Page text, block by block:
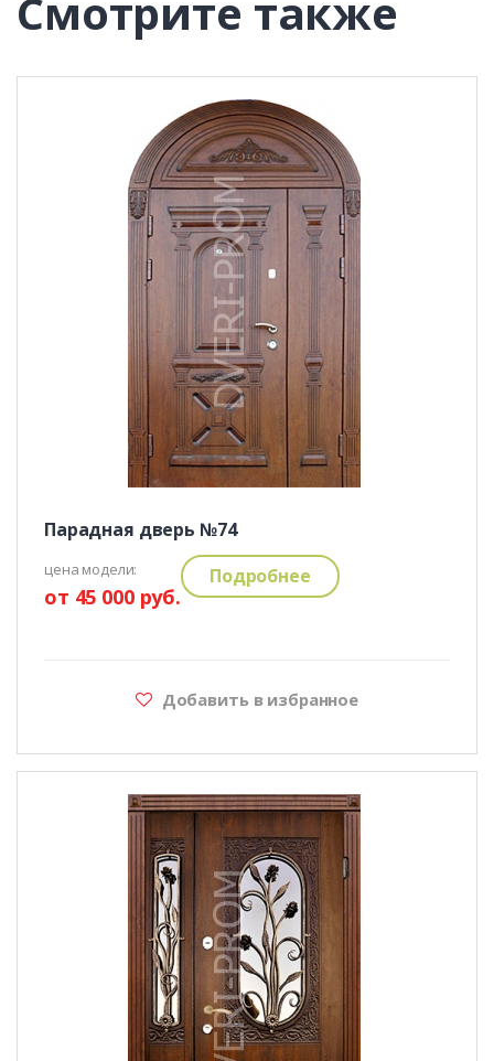
Смотрите также
Парадная дверь №74
цена модели:
от 45 000 руб.
Подробнее
Добавить в избранное